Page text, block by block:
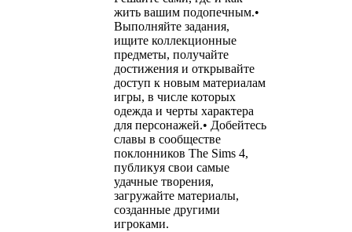
жить вашим подопечным.•
Выполняйте задания,
ищите коллекционные
предметы, получайте
достижения и открывайте
доступ к новым материалам
игры, в числе которых
одежда и черты характера
для персонажей.• Добейтесь
славы в сообществе
поклонников The Sims 4,
публикуя свои самые
удачные творения,
загружайте материалы,
созданные другими
игроками.